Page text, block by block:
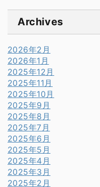
Archives
2026年2月
2026年1月
2025年12月
2025年11月
2025年10月
2025年9月
2025年8月
2025年7月
2025年6月
2025年5月
2025年4月
2025年3月
2025年2月